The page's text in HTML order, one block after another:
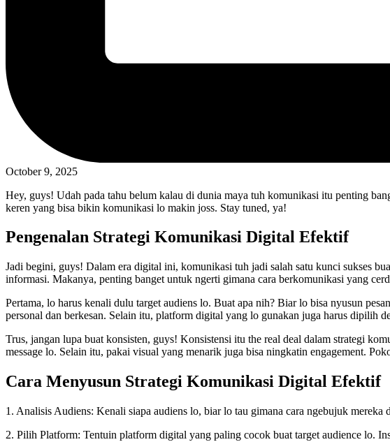
October 9, 2025
Hey, guys! Udah pada tahu belum kalau di dunia maya tuh komunikasi itu penting
keren yang bisa bikin komunikasi lo makin joss. Stay tuned, ya!
Pengenalan Strategi Komunikasi Digital Efektif
Jadi begini, guys! Dalam era digital ini, komunikasi tuh jadi salah satu kunci sukses
informasi. Makanya, penting banget untuk ngerti gimana cara berkomunikasi yang
Pertama, lo harus kenali dulu target audiens lo. Buat apa nih? Biar lo bisa nyusun
personal dan berkesan. Selain itu, platform digital yang lo gunakan juga harus dipilih
Trus, jangan lupa buat konsisten, guys! Konsistensi itu the real deal dalam strategi
message lo. Selain itu, pakai visual yang menarik juga bisa ningkatin engagement.
Cara Menyusun Strategi Komunikasi Digital Efektif
1. Analisis Audiens: Kenali siapa audiens lo, biar lo tau gimana cara ngebujuk
2. Pilih Platform: Tentuin platform digital yang paling cocok buat target audience lo.